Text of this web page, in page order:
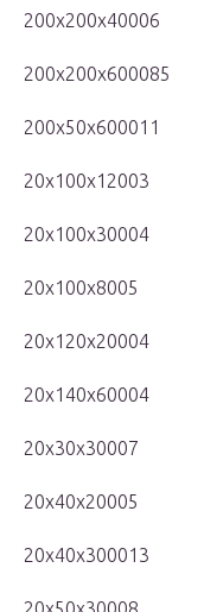
200x200x40006
200x200x600085
200x50x600011
20x100x12003
20x100x30004
20x100x8005
20x120x20004
20x140x60004
20x30x30007
20x40x20005
20x40x300013